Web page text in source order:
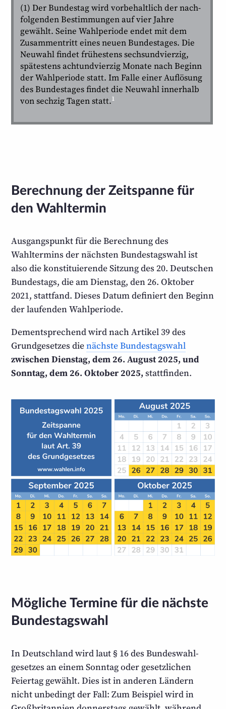
(1) Der Bundestag wird vorbehaltlich der nach­
folgenden Bestimmungen auf vier Jahre
gewählt. Seine Wahl­periode endet mit dem
Zusammen­tritt eines neuen Bundes­tages. Die
Neuwahl findet frühestens sechsund­vierzig,
spätestens achtund­vierzig Monate nach Beginn
der Wah­lperiode statt. Im Falle einer Auf­lösung
des Bundes­tages findet die Neuwahl innerhalb
von sechzig Tagen statt.1
Berechnung der Zeitspanne für
den Wahltermin
Ausgangspunkt für die Berechnung des
Wahltermins der nächsten Bundestags­wahl ist
also die konstituierende Sitzung des 20. Deutschen
Bundestags, die am Dienstag, den 26. Oktober
2021, stattfand. Dieses Datum definiert den Beginn
der laufenden Wahlperiode.
Dementsprechend wird nach Artikel 39 des
Grund­gesetzes dienächste Bundestags­wahl
zwischen Dienstag, dem 26. August 2025, und
Sonntag, dem 26. Oktober 2025, stattfinden.
Mögliche Termine für die nächste
Bundestagswahl
In Deutschland wird laut § 16 des Bundes­wahl­
gesetzes an einem Sonntag oder gesetzlichen
Feiertag gewählt. Dies ist in anderen Ländern
nicht unbedingt der Fall: Zum Beispiel wird in